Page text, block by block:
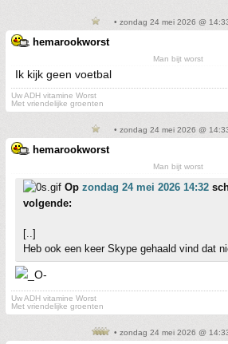
• zondag 24 mei 2026 @
hemarookworst
Man bijt worst
Ik kijk geen voetbal
Uw ADH vitamine Worst
Met vriendelijke groenten
• zondag 24 mei 2026 @
hemarookworst
Man bijt worst
Op zondag 24 mei 2026 14:32
volgende:
[..]
Heb ook een keer Skype gehaald vind dat
Uw ADH vitamine Worst
Met vriendelijke groenten
• zondag 24 mei 2026 @